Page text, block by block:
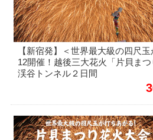
【新宿発】＜世界最大級の四尺
12開催！越後三大花火「片貝ま
渓谷トンネル２日間